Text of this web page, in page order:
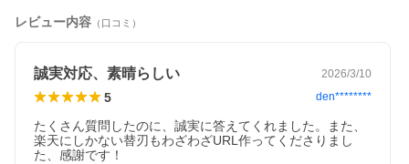
レビュー内容 （口コミ）
誠実対応、素晴らしい 2026/3/10
5 den********
たくさん質問したのに、誠実に答えてくれました。また、
楽天にしかない替刃もわざわざURL作ってくださりまし
た、感謝です！